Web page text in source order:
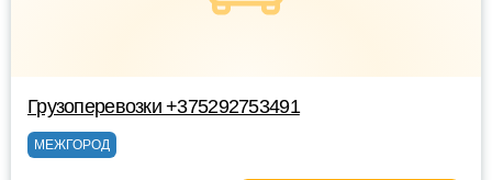
Грузоперевозки +375292753491
МЕЖГОРОД